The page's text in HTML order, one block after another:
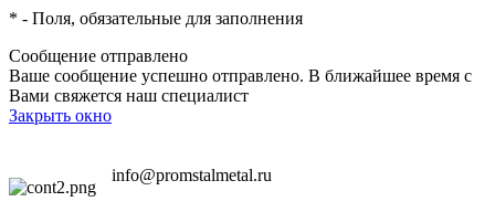
* - Поля, обязательные для заполнения
Сообщение отправлено
Ваше сообщение успешно отправлено. В ближайшее время с
Вами свяжется наш специалист
Закрыть окно
info@promstalmetal.ru